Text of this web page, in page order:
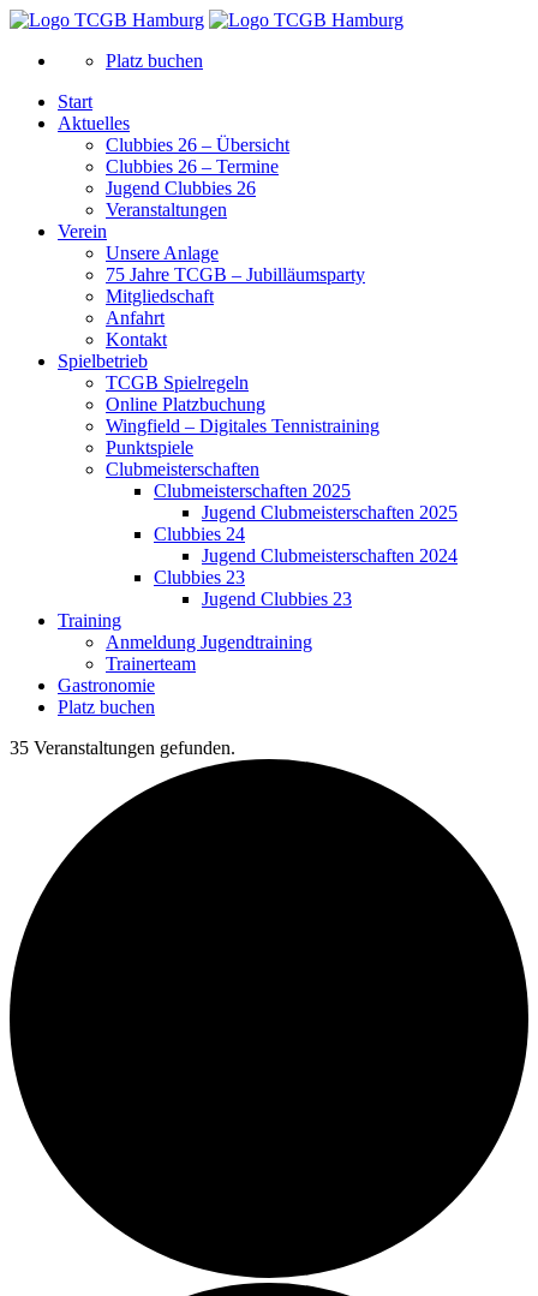
Platz buchen
Start
Aktuelles
Clubbies 26 – Übersicht
Clubbies 26 – Termine
Jugend Clubbies 26
Veranstaltungen
Verein
Unsere Anlage
75 Jahre TCGB – Jubilläumsparty
Mitgliedschaft
Anfahrt
Kontakt
Spielbetrieb
TCGB Spielregeln
Online Platzbuchung
Wingfield – Digitales Tennistraining
Punktspiele
Clubmeisterschaften
Clubmeisterschaften 2025
Jugend Clubmeisterschaften 2025
Clubbies 24
Jugend Clubmeisterschaften 2024
Clubbies 23
Jugend Clubbies 23
Training
Anmeldung Jugendtraining
Trainerteam
Gastronomie
Platz buchen
35 Veranstaltungen gefunden.